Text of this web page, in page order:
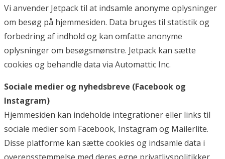
Vi anvender Jetpack til at indsamle anonyme oplysninger
om besøg på hjemmesiden. Data bruges til statistik og
forbedring af indhold og kan omfatte anonyme
oplysninger om besøgsmønstre. Jetpack kan sætte
cookies og behandle data via Automattic Inc.
Sociale medier og nyhedsbreve (Facebook og
Instagram)
Hjemmesiden kan indeholde integrationer eller links til
sociale medier som Facebook, Instagram og Mailerlite.
Disse platforme kan sætte cookies og indsamle data i